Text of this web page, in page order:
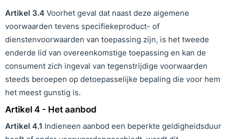
Artikel 3.4 Voorhet geval dat naast deze algemene
voorwaarden tevens specifiekeproduct- of
dienstenvoorwaarden van toepassing zijn, is het tweede
enderde lid van overeenkomstige toepassing en kan de
consument zich ingeval van tegenstrijdige voorwaarden
steeds beroepen op detoepasselijke bepaling die voor hem
het meest gunstig is.
Artikel 4 - Het aanbod
Artikel 4.1 Indieneen aanbod een beperkte geldigheidsduur